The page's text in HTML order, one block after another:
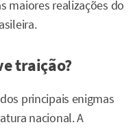
maiores realizações do
traição?
principais enigmas
nacional. A